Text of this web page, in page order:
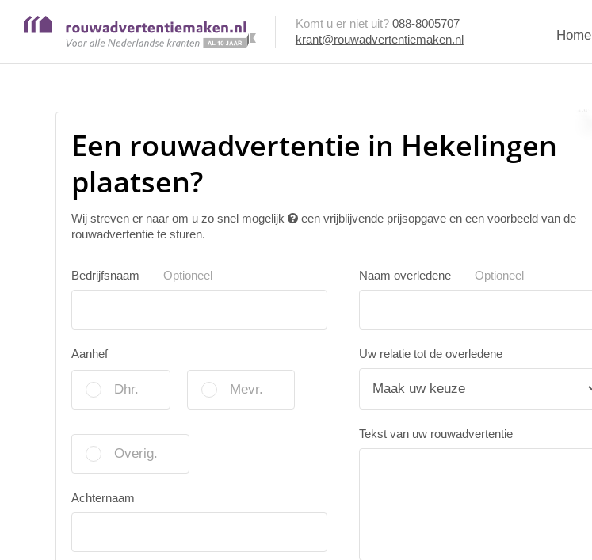
Komt u er niet uit? 088-8005707
krant@rouwadvertentiemaken.nl
Home
Een rouwadvertentie in Hekelingen
plaatsen?
Wij streven er naar om u zo snel mogelijk
een vrijblijvende prijsopgave en een voorbeeld van de
rouwadvertentie te sturen.
Bedrijfsnaam Optioneel
Aanhef
Dhr. Mevr.
Overig.
Achternaam
Naam overledene Optioneel
Uw relatie tot de overledene
Tekst van uw rouwadvertentie